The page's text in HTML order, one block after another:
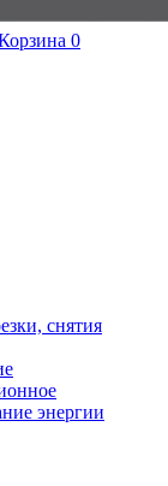
0
снятия
энергии